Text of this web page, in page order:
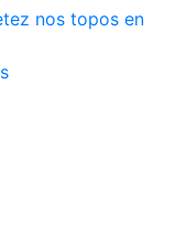
nos topos en